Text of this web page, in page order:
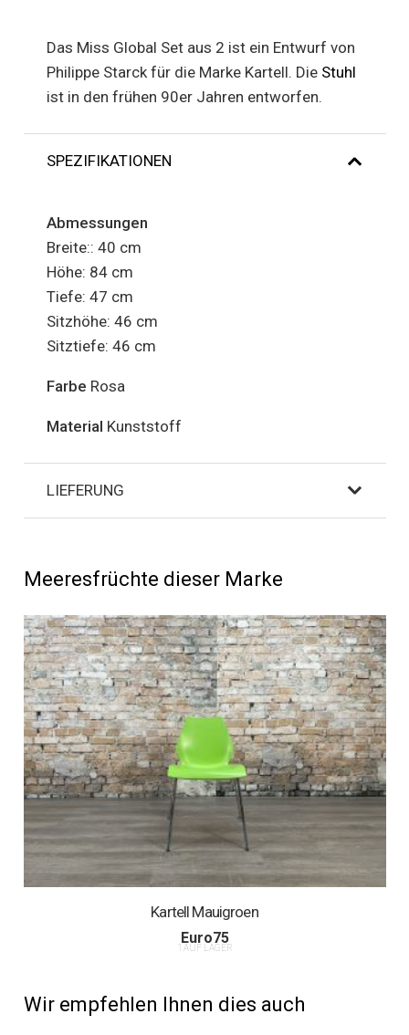
Das Miss Global Set aus 2 ist ein Entwurf von
Philippe Starck für die Marke Kartell. Die Stuhl
ist in den frühen 90er Jahren entworfen.
SPEZIFIKATIONEN
Abmessungen
Breite:: 40 cm
Höhe: 84 cm
Tiefe: 47 cm
Sitzhöhe: 46 cm
Sitztiefe: 46 cm
Farbe Rosa
Material Kunststoff
LIEFERUNG
Meeresfrüchte dieser Marke
Kartell Mauigroen
Euro75
1 AUF LAGER
Wir empfehlen Ihnen dies auch